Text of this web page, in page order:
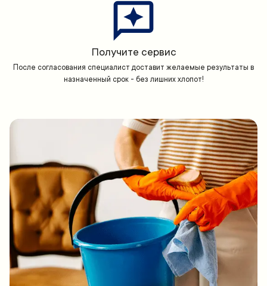
Получите сервис
После согласования специалист доставит желаемые результаты в
назначенный срок - без лишних хлопот!